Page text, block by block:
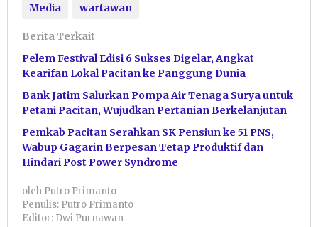
Media
wartawan
Berita Terkait
Pelem Festival Edisi 6 Sukses Digelar, Angkat
Kearifan Lokal Pacitan ke Panggung Dunia
Bank Jatim Salurkan Pompa Air Tenaga Surya untuk
Petani Pacitan, Wujudkan Pertanian Berkelanjutan
Pemkab Pacitan Serahkan SK Pensiun ke 51 PNS,
Wabup Gagarin Berpesan Tetap Produktif dan
Hindari Post Power Syndrome
oleh Putro Primanto
Penulis: Putro Primanto
Editor: Dwi Purnawan